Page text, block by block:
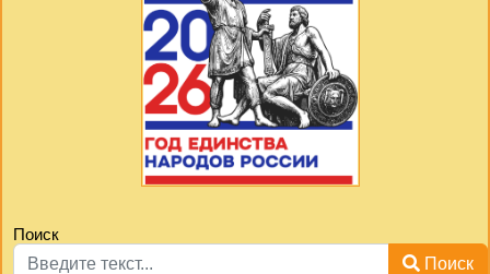
Поиск
Поиск